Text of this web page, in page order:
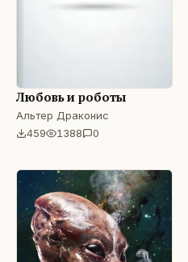
Любовь и роботы
Альтер Драконис
459
1388 0